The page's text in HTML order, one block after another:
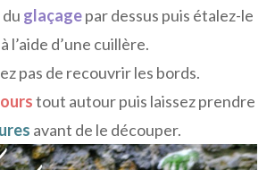
glaçagepar dessus puis étalez-le
à l’aide d’une cuillère.
pas de recouvrir les bords.
tout autour puis laissez prendre
avant de le découper.